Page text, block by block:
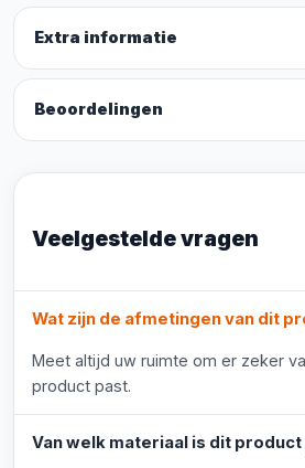
Extra informatie
Beoordelingen
Veelgestelde vragen
Wat zijn de afmetingen van dit
Meet altijd uw ruimte om er zeker
product past.
Van welk materiaal is dit